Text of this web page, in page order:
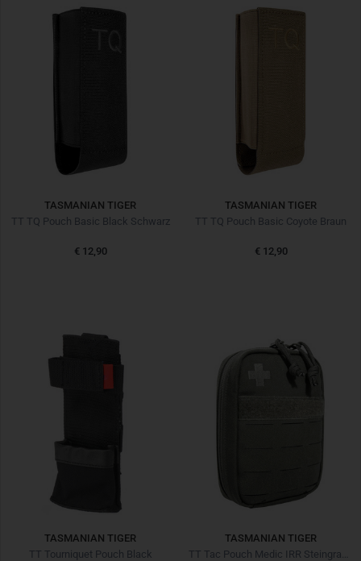
TASMANIAN TIGER
TT TQ Pouch Basic Black Schwarz
€ 12,90
TASMANIAN TIGER
TT TQ Pouch Basic Coyote Braun
€ 12,90
TASMANIAN TIGER
TT Tourniquet Pouch Black
TASMANIAN TIGER